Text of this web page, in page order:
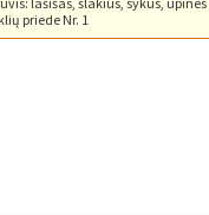
priede Nr. 1